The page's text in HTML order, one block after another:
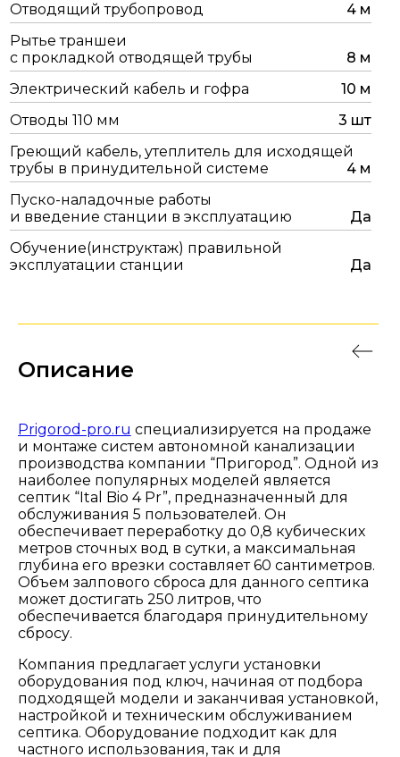
Отводящий трубопровод
4 м
Рытье траншеи
с прокладкой отводящей трубы
8 м
Электрический кабель и гофра
10 м
Отводы 110 мм
3 шт
Греющий кабель, утеплитель для исходящей
трубы в принудительной системе
4 м
Пуско-наладочные работы
и введение станции в эксплуатацию
Да
Обучение(инструктаж) правильной
эксплуатации станции
Да
Описание
Prigorod-pro.ru специализируется на продаже
и монтаже систем автономной канализации
производства компании “Пригород”. Одной из
наиболее популярных моделей является
септик “Ital Bio 4 Pr”, предназначенный для
обслуживания 5 пользователей. Он
обеспечивает переработку до 0,8 кубических
метров сточных вод в сутки, а максимальная
глубина его врезки составляет 60 сантиметров.
Объем залпового сброса для данного септика
может достигать 250 литров, что
обеспечивается благодаря принудительному
сбросу.
Компания предлагает услуги установки
оборудования под ключ, начиная от подбора
подходящей модели и заканчивая установкой,
настройкой и техническим обслуживанием
септика. Оборудование подходит как для
частного использования, так и для